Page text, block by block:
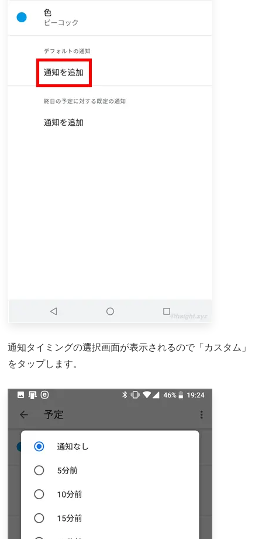
通知タイミングの選択画面が表示されるので「カスタム」
をタップします。